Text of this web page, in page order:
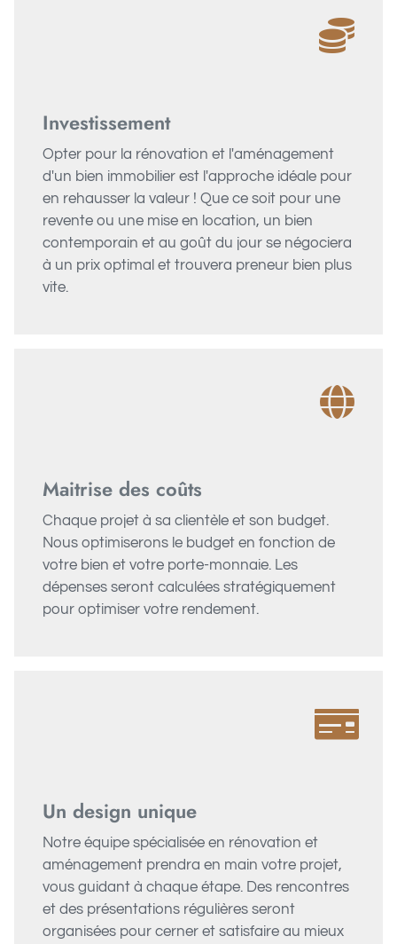
Investissement
Opter pour la rénovation et l'aménagement
d'un bien immobilier est l'approche idéale pour
en rehausser la valeur ! Que ce soit pour une
revente ou une mise en location, un bien
contemporain et au goût du jour se négociera
à un prix optimal et trouvera preneur bien plus
vite.
Maitrise des coûts
Chaque projet à sa clientèle et son budget.
Nous optimiserons le budget en fonction de
votre bien et votre porte-monnaie. Les
dépenses seront calculées stratégiquement
pour optimiser votre rendement.
Un design unique
Notre équipe spécialisée en rénovation et
aménagement prendra en main votre projet,
vous guidant à chaque étape. Des rencontres
et des présentations régulières seront
organisées pour cerner et satisfaire au mieux